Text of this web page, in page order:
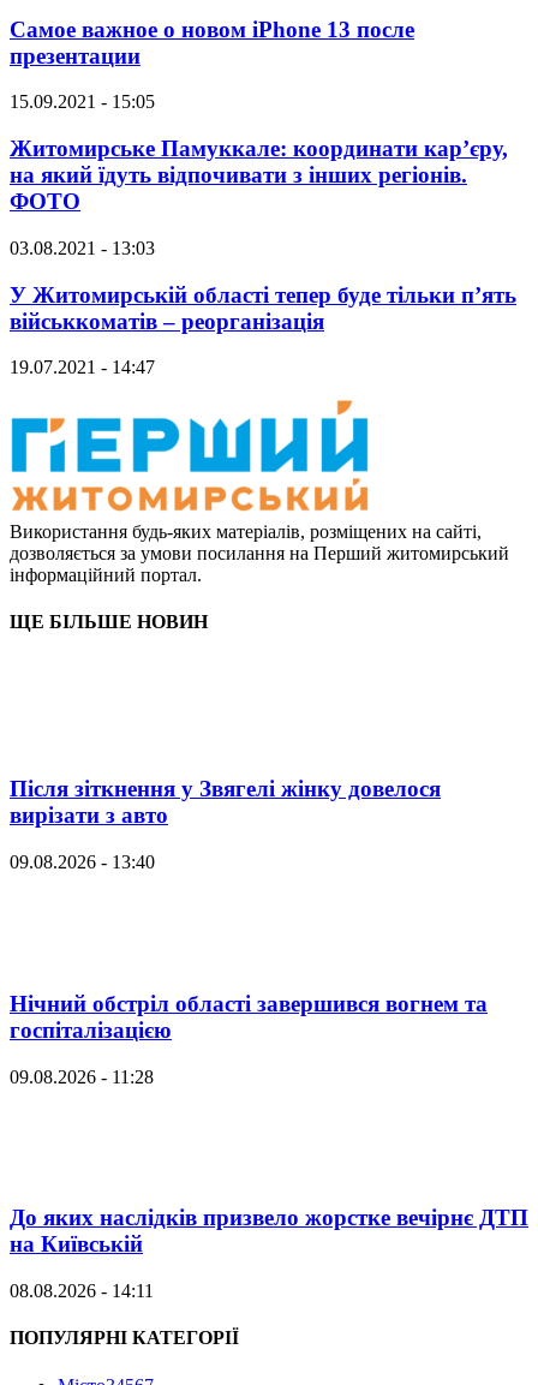
Самое важное о новом iPhone 13 после
презентации
15.09.2021 - 15:05
Житомирське Памуккале: координати кар’єру,
на який їдуть відпочивати з інших регіонів.
ФОТО
03.08.2021 - 13:03
У Житомирській області тепер буде тільки п’ять
військкоматів – реорганізація
19.07.2021 - 14:47
Використання будь-яких матеріалів, розміщених на сайті,
дозволяється за умови посилання на Перший житомирський
інформаційний портал.
ЩЕ БІЛЬШЕ НОВИН
Після зіткнення у Звягелі жінку довелося
вирізати з авто
09.08.2026 - 13:40
Нічний обстріл області завершився вогнем та
госпіталізацією
09.08.2026 - 11:28
До яких наслідків призвело жорстке вечірнє ДТП
на Київській
08.08.2026 - 14:11
ПОПУЛЯРНІ КАТЕГОРІЇ